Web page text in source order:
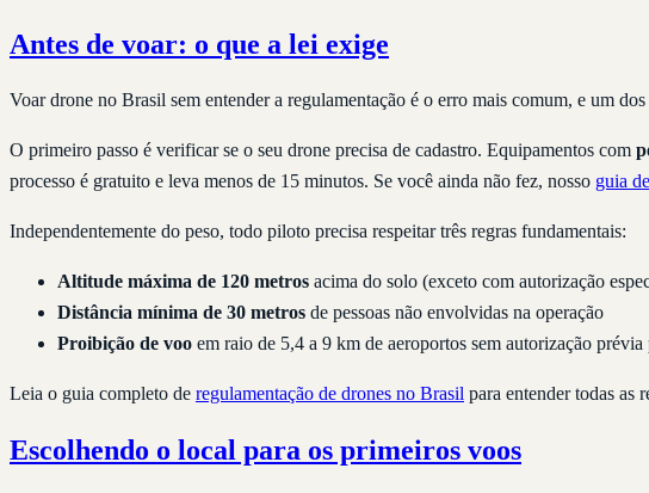
Antes de voar: o que a lei exige
Voar drone no Brasil sem entender a regulamentação é o erro mais comum, e um
O primeiro passo é verificar se o seu drone precisa de cadastro. Equipamentos com
processo é gratuito e leva menos de 15 minutos. Se você ainda não fez, nosso guia
Independentemente do peso, todo piloto precisa respeitar três regras fundamentais:
Altitude máxima de 120 metros acima do solo (exceto com autorização
Distância mínima de 30 metros de pessoas não envolvidas na operação
Proibição de voo em raio de 5,4 a 9 km de aeroportos sem autorização
Leia o guia completo de regulamentação de drones no Brasil para entender todas as
Escolhendo o local para os primeiros voos